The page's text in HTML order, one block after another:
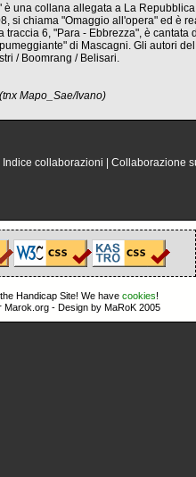
una collana allegata a La Repubblica
si chiama "Omaggio all'opera" ed è
traccia 6, "Para - Ebbrezza", è cantata
di Mascagni. Gli autori
/ Boomrang / Belisari.
(tnx Mapo_Sae/Ivano)
Indice collaborazioni Collaborazione
Handicap Site! We have cookies!
Marok.org - Design by MaRoK 2005